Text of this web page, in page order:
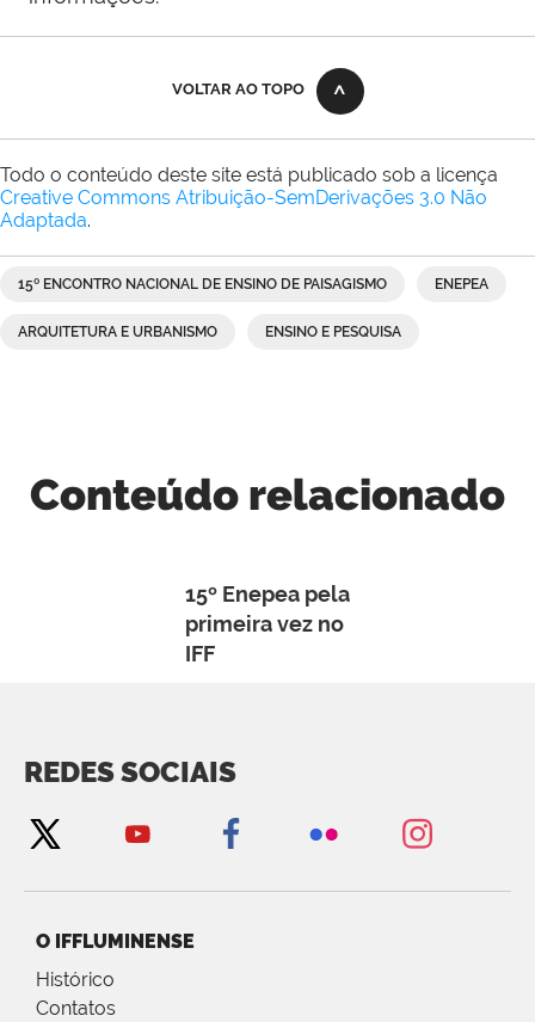
VOLTAR AO TOPO
Todo o conteúdo deste site está publicado sob a licença
Creative Commons Atribuição-SemDerivações 3.0 Não
Adaptada.
15º ENCONTRO NACIONAL DE ENSINO DE PAISAGISMO ENEPEA
ARQUITETURA E URBANISMO ENSINO E PESQUISA
Conteúdo relacionado
15º Enepea pela
primeira vez no
IFF
REDES SOCIAIS
O IFFLUMINENSE
Histórico
Contatos